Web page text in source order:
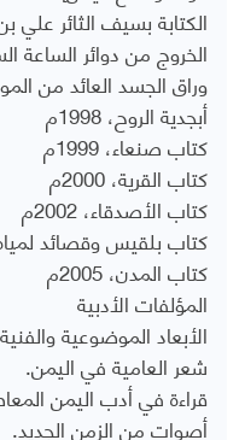
الكتابة بسيف الثائر علي بن
الخروج من دوائر الساعة
وراق الجسد العائد من الموت،
أبجدية الروح، 1998م
كتاب صنعاء، 1999م
كتاب القرية، 2000م
كتاب الأصدقاء، 2002م
كتاب بلقيس وقصائد لمياه
كتاب المدن، 2005م
المؤلفات الأدبية
الأبعاد الموضوعية
شعر العامية في اليمن.
قراءة في أدب اليمن
أصوات من الزمن الجديد.